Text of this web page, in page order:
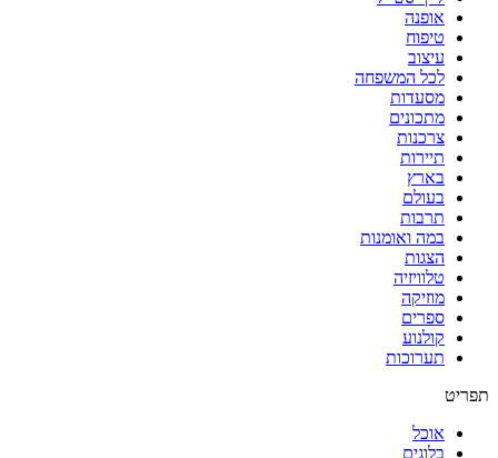
אופנה
טיפוח
עיצוב
לכל המשפחה
מסעדות
מתכונים
צרכנות
תיירות
בארץ
בעולם
תרבות
במה ואומנות
הצגות
טלוויזיה
מוזיקה
ספרים
קולנוע
תערוכות
תפריט
אוכל
בלוגים